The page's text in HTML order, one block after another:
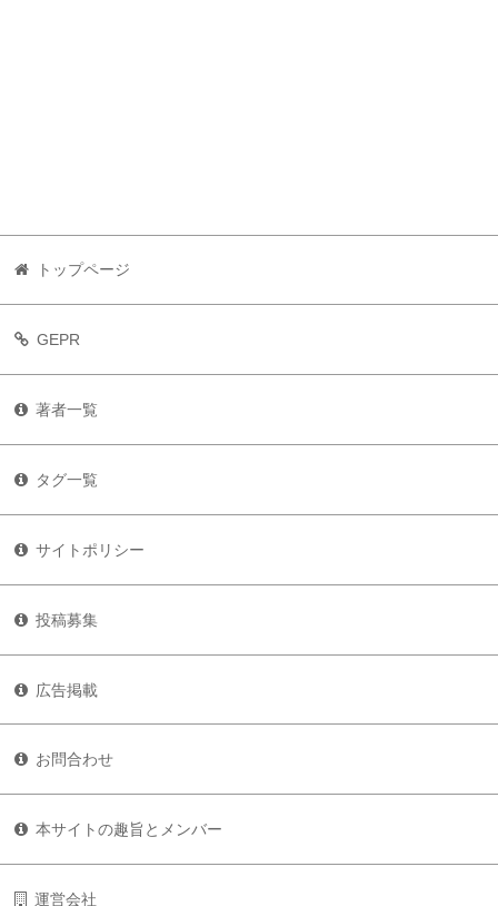
トップページ
GEPR
著者一覧
タグ一覧
サイトポリシー
投稿募集
広告掲載
お問合わせ
本サイトの趣旨とメンバー
運営会社